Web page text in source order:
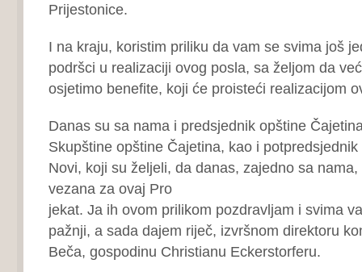
Prijestonice.
I na kraju, koristim priliku da vam se svima još
podršci u realizaciji ovog posla, sa željom da
osjetimo benefite, koji će proisteći realizacijom
Danas su sa nama i predsjednik opštine
Skupštine opštine Čajetina, kao i
Novi, koji su željeli, da danas, zajedno sa
vezana za ovaj Pro
jekat. Ja ih ovom prilikom pozdravljam i svima
pažnji, a sada dajem riječ, izvršnom direktoru
Beča, gospodinu Christianu Eckerstorferu.